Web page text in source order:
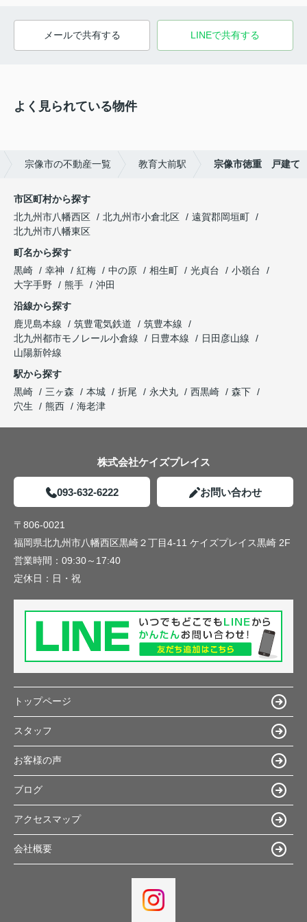
メールで共有する LINEで共有する
よく見られている物件
宗像市の不動産一覧 教育大前駅 宗像市徳重 戸建て
市区町村から探す
北九州市八幡西区
北九州市小倉北区
遠賀郡岡垣町
北九州市八幡東区
町名から探す
黒崎
幸神 紅梅 中の原 相生町 光貞台
小嶺台
大字手野
熊手
沖田
沿線から探す
鹿児島本線
筑豊電気鉄道
筑豊本線
北九州都市モノレール小倉線
日豊本線
日田彦山線
山陽新幹線
駅から探す
黒崎
三ヶ森 本城 折尾 永犬丸 西黒崎
森下
穴生
熊西 海老津
株式会社ケイズプレイス
093-632-6222 お問い合わせ
〒806-0021
福岡県北九州市八幡西区黒崎２丁目4-11 ケイズプレイス黒崎 2F
営業時間： 09:30～17:40
定休日： 日・祝
トップページ
スタッフ
お客様の声
ブログ
アクセスマップ
会社概要